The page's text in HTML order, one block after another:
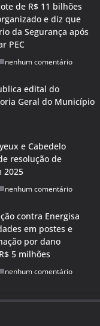
de R$ 11 bilhões
e diz que
da Segurança após
PEC
nenhum comentário
edital do
Geral do Município
e Cabedelo
resolução de
2025
nenhum comentário
contra Energisa
em postes e
por dano
5 milhões
nenhum comentário